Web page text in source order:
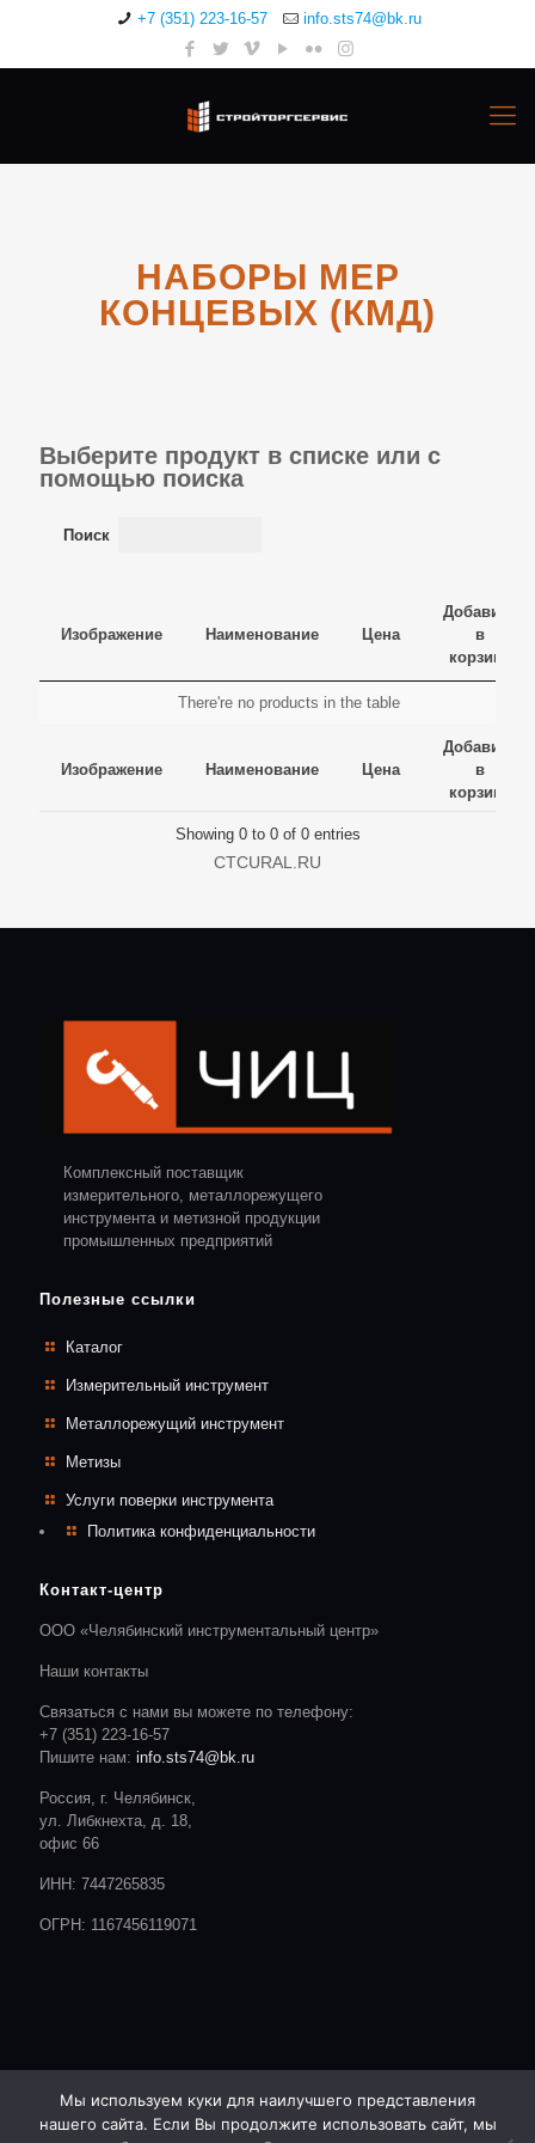
+7 (351) 223-16-57 info.sts74@bk.ru
НАБОРЫ МЕР
КОНЦЕВЫХ (КМД)
Выберите продукт в списке или с
помощью поиска
Поиск
Изображение Наименование Цена
Добавить
в
корзину
Наименование Цена
корзину
в
корзину
There're no products in the table
Изображение Наименование Цена
Добавить
в
корзину
Showing 0 to 0 of 0 entries
CTCURAL.RU
Комплексный поставщик
измерительного, металлорежущего
инструмента и метизной продукции
промышленных предприятий
Полезные ссылки
Каталог
Измерительный инструмент
Металлорежущий инструмент
Метизы
Услуги поверки инструмента
Политика конфиденциальности
Контакт-центр
ООО «Челябинский инструментальный центр»
Наши контакты
Связаться с нами вы можете по телефону:
+7 (351) 223-16-57
Пишите нам: info.sts74@bk.ru
Россия, г. Челябинск,
ул. Либкнехта, д. 18,
офис 66
ИНН: 7447265835
ОГРН: 1167456119071
© 2020 CTC. Все права защищены.Сайт разработан студией:
Мы используем куки для наилучшего представления
нашего сайта. Если Вы продолжите использовать сайт, мы